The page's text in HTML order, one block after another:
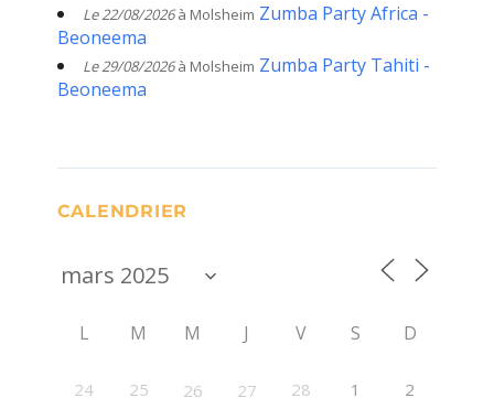
Le 22/08/2026à Molsheim Zumba Party Africa -
Beoneema
Le 29/08/2026à Molsheim Zumba Party Tahiti -
Beoneema
CALENDRIER
L M M J V S D
24 25 26 27 28 1 2